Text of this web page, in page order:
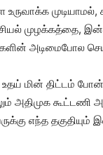
உரு​வாக்க
முழக்கத்தை,
அடிமை​போல
உதய் மின் திட்​டம்
அதி​முக கூட்​டணி
எந்த